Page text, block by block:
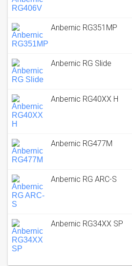
Anbernic RG351MP
Anbernic RG Slide
Anbernic RG40XX H
Anbernic RG477M
Anbernic RG ARC-S
Anbernic RG34XX SP